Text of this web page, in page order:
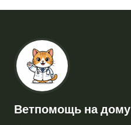
Ветпомощь на дому